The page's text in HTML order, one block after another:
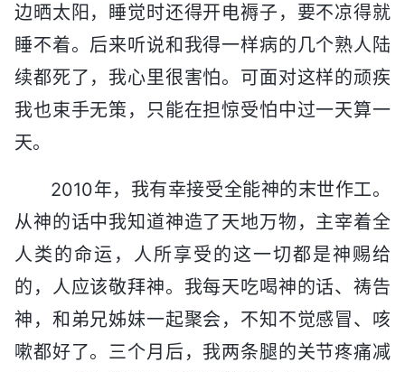
边晒太阳，睡觉时还得开电褥子，要不凉得就
睡不着。后来听说和我得一样病的几个熟人陆
续都死了，我心里很害怕。可面对这样的顽疾
我也束手无策，只能在担惊受怕中过一天算一
天。
2010年，我有幸接受全能神的末世作工。
从神的话中我知道神造了天地万物，主宰着全
人类的命运，人所享受的这一切都是神赐给
的，人应该敬拜神。我每天吃喝神的话、祷告
神，和弟兄姊妹一起聚会，不知不觉感冒、咳
嗽都好了。三个月后，我两条腿的关节疼痛减